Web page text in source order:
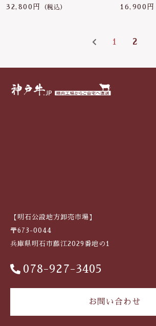
32,800円 （税込） 16,900円
1 2
【明石公設地方卸売市場】
〒673-0044
兵庫県明石市藤江2029番地の1
078-927-3405
お問い合わせ